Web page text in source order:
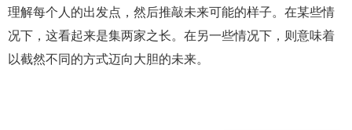
理解每个人的出发点，然后推敲未来可能的样子。在某些情
况下，这看起来是集两家之长。在另一些情况下，则意味着
以截然不同的方式迈向大胆的未来。